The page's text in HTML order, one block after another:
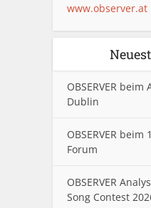
www.observer.at
OBSERVER
Dublin
OBSERVER
Forum
OBSERVER
Song Contest